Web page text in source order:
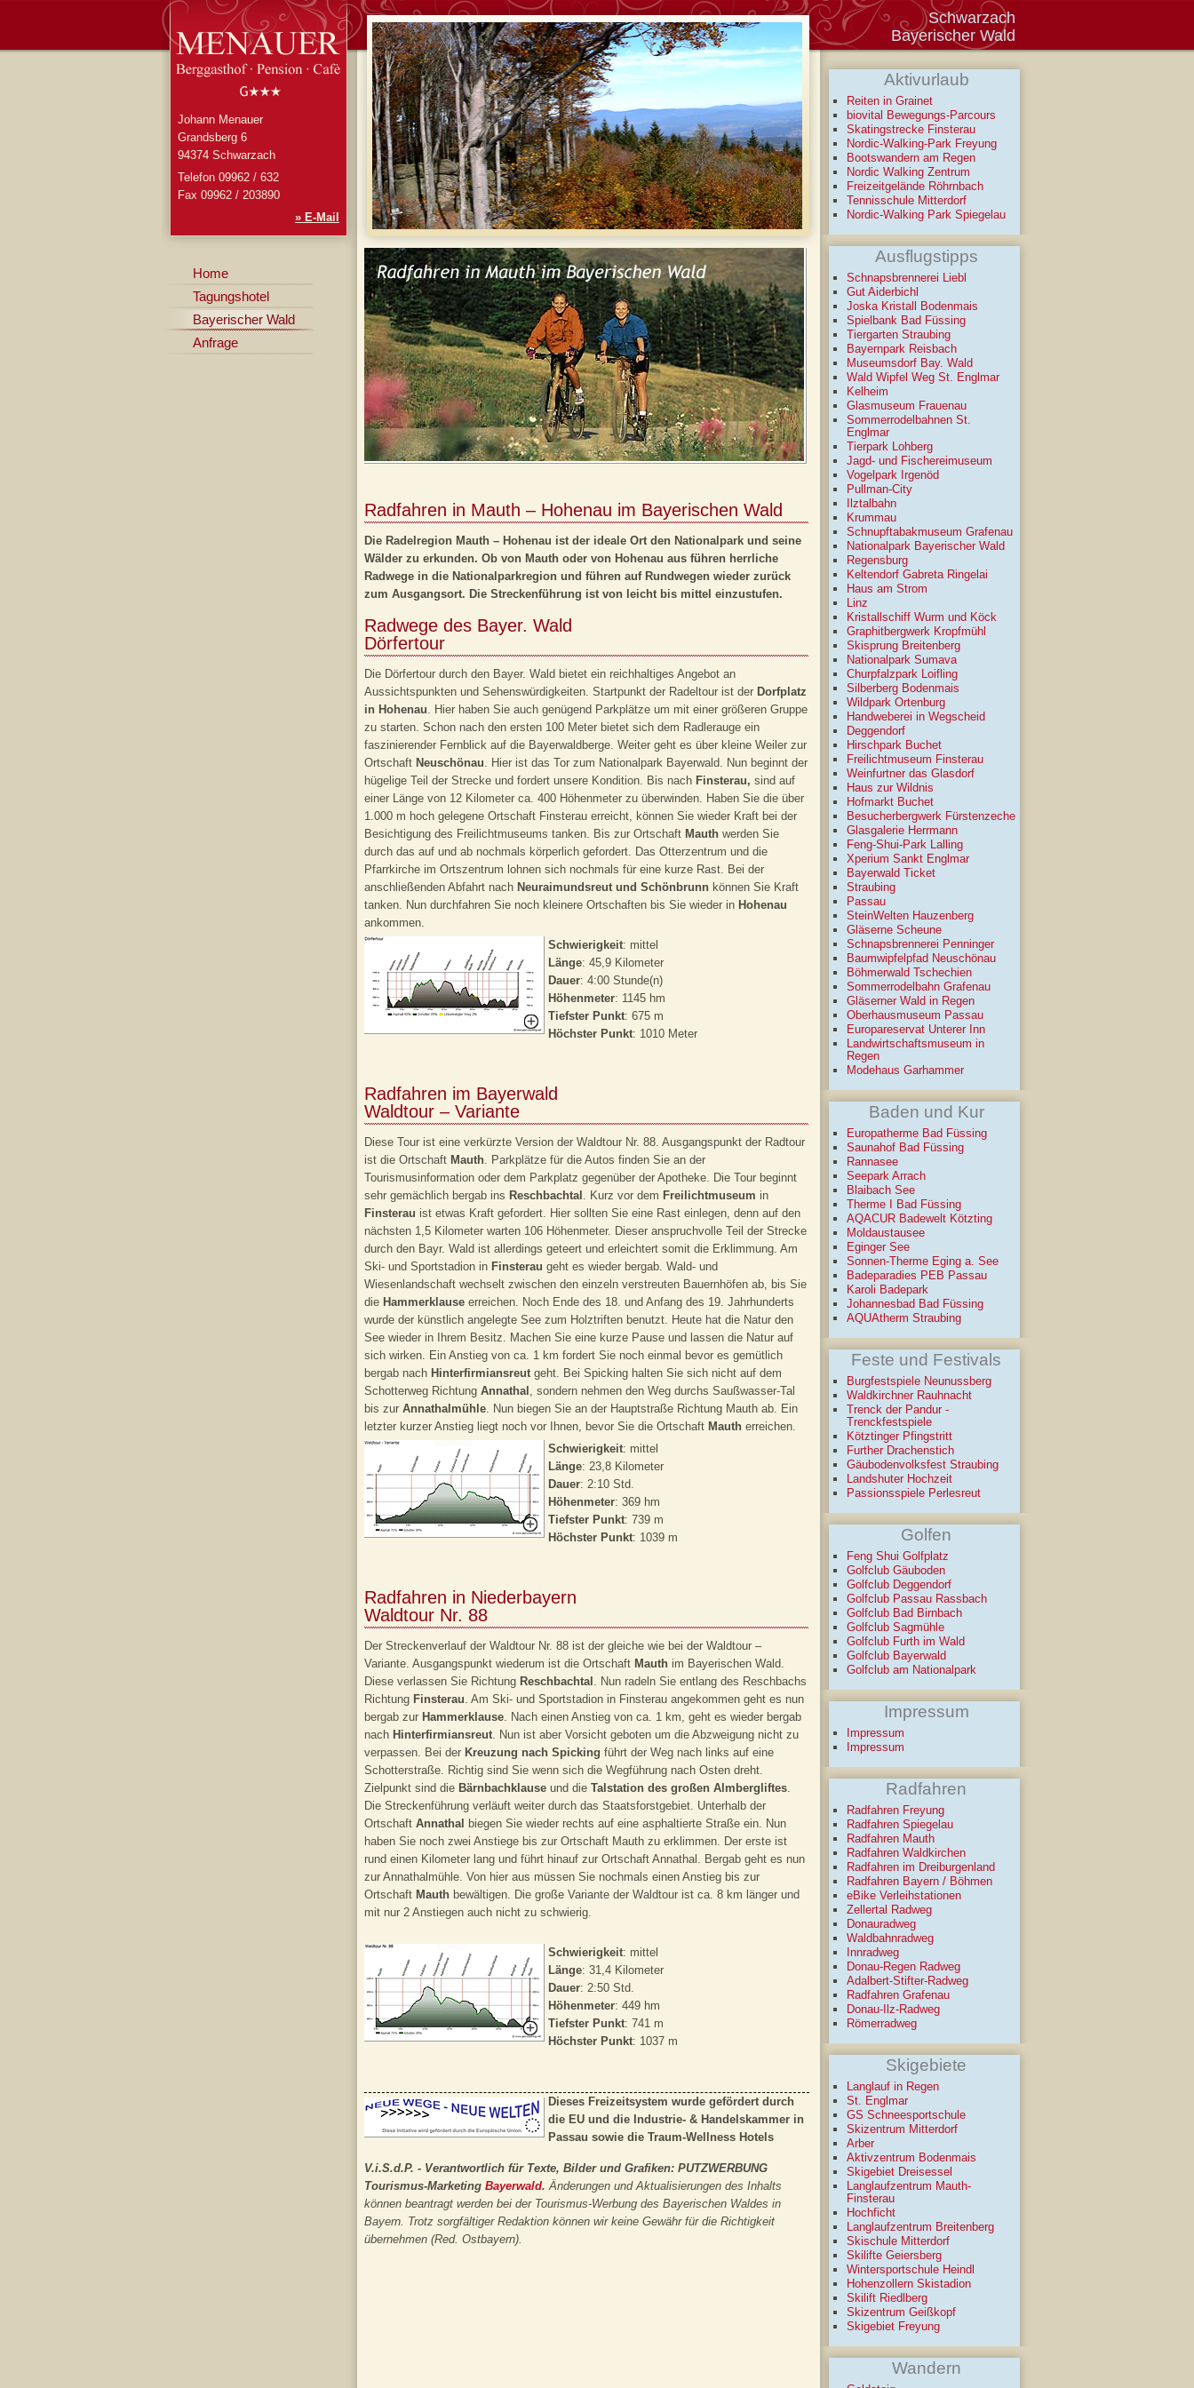
Johann Menauer
Grandsberg 6
94374 Schwarzach
Telefon 09962 / 632
Fax 09962 / 203890
» E-Mail
Home
Tagungshotel
Bayerischer Wald
Anfrage
Radfahren in Mauth – Hohenau im Bayerischen Wald
Die Radelregion Mauth – Hohenau ist der ideale Ort den Nationalpark und seine
Wälder zu erkunden. Ob von Mauth oder von Hohenau aus führen herrliche
Radwege in die Nationalparkregion und führen auf Rundwegen wieder zurück
zum Ausgangsort. Die Streckenführung ist von leicht bis mittel einzustufen.
Radwege des Bayer. Wald
Dörfertour
Die Dörfertour durch den Bayer. Wald bietet ein reichhaltiges Angebot an
Aussichtspunkten und Sehenswürdigkeiten. Startpunkt der Radeltour ist der Dorfplatz
in Hohenau. Hier haben Sie auch genügend Parkplätze um mit einer größeren Gruppe
zu starten. Schon nach den ersten 100 Meter bietet sich dem Radlerauge ein
faszinierender Fernblick auf die Bayerwaldberge. Weiter geht es über kleine Weiler zur
Ortschaft Neuschönau. Hier ist das Tor zum Nationalpark Bayerwald. Nun beginnt der
hügelige Teil der Strecke und fordert unsere Kondition. Bis nach Finsterau, sind auf
einer Länge von 12 Kilometer ca. 400 Höhenmeter zu überwinden. Haben Sie die über
1.000 m hoch gelegene Ortschaft Finsterau erreicht, können Sie wieder Kraft bei der
Besichtigung des Freilichtmuseums tanken. Bis zur Ortschaft Mauth werden Sie
durch das auf und ab nochmals körperlich gefordert. Das Otterzentrum und die
Pfarrkirche im Ortszentrum lohnen sich nochmals für eine kurze Rast. Bei der
anschließenden Abfahrt nach Neuraimundsreut und Schönbrunn können Sie Kraft
tanken. Nun durchfahren Sie noch kleinere Ortschaften bis Sie wieder in Hohenau
ankommen.
Schwierigkeit: mittel
Länge: 45,9 Kilometer
Dauer: 4:00 Stunde(n)
Höhenmeter: 1145 hm
Tiefster Punkt: 675 m
Höchster Punkt: 1010 Meter
Radfahren im Bayerwald
Waldtour – Variante
Diese Tour ist eine verkürzte Version der Waldtour Nr. 88. Ausgangspunkt der Radtour
ist die Ortschaft Mauth. Parkplätze für die Autos finden Sie an der
Tourismusinformation oder dem Parkplatz gegenüber der Apotheke. Die Tour beginnt
sehr gemächlich bergab ins Reschbachtal . Kurz vor dem Freilichtmuseum in
Finsterau ist etwas Kraft gefordert. Hier sollten Sie eine Rast einlegen, denn auf den
nächsten 1,5 Kilometer warten 106 Höhenmeter. Dieser anspruchvolle Teil der Strecke
durch den Bayr. Wald ist allerdings geteert und erleichtert somit die Erklimmung. Am
Ski- und Sportstadion in Finsterau geht es wieder bergab. Wald- und
Wiesenlandschaft wechselt zwischen den einzeln verstreuten Bauernhöfen ab, bis Sie
die Hammerklause erreichen. Noch Ende des 18. und Anfang des 19. Jahrhunderts
wurde der künstlich angelegte See zum Holztriften benutzt. Heute hat die Natur den
See wieder in Ihrem Besitz. Machen Sie eine kurze Pause und lassen die Natur auf
sich wirken. Ein Anstieg von ca. 1 km fordert Sie noch einmal bevor es gemütlich
bergab nach Hinterfirmiansreut geht. Bei Spicking halten Sie sich nicht auf dem
Schotterweg Richtung Annathal , sondern nehmen den Weg durchs Saußwasser-Tal
bis zur Annathalmühle. Nun biegen Sie an der Hauptstraße Richtung Mauth ab. Ein
letzter kurzer Anstieg liegt noch vor Ihnen, bevor Sie die Ortschaft Mauth erreichen.
Schwierigkeit: mittel
Länge: 23,8 Kilometer
Dauer: 2:10 Std.
Höhenmeter: 369 hm
Tiefster Punkt: 739 m
Höchster Punkt: 1039 m
Radfahren in Niederbayern
Waldtour Nr. 88
Der Streckenverlauf der Waldtour Nr. 88 ist der gleiche wie bei der Waldtour –
Variante. Ausgangspunkt wiederum ist die Ortschaft Mauth im Bayerischen Wald.
Diese verlassen Sie Richtung Reschbachtal . Nun radeln Sie entlang des Reschbachs
Richtung Finsterau. Am Ski- und Sportstadion in Finsterau angekommen geht es nun
bergab zur Hammerklause. Nach einen Anstieg von ca. 1 km, geht es wieder bergab
nach Hinterfirmiansreut. Nun ist aber Vorsicht geboten um die Abzweigung nicht zu
verpassen. Bei der Kreuzung nach Spicking führt der Weg nach links auf eine
Schotterstraße. Richtig sind Sie wenn sich die Wegführung nach Osten dreht.
Zielpunkt sind die Bärnbachklause und die Talstation des großen Almbergliftes.
Die Streckenführung verläuft weiter durch das Staatsforstgebiet. Unterhalb der
Ortschaft Annathal biegen Sie wieder rechts auf eine asphaltierte Straße ein. Nun
haben Sie noch zwei Anstiege bis zur Ortschaft Mauth zu erklimmen. Der erste ist
rund einen Kilometer lang und führt hinauf zur Ortschaft Annathal. Bergab geht es nun
zur Annathalmühle. Von hier aus müssen Sie nochmals einen Anstieg bis zur
Ortschaft Mauth bewältigen. Die große Variante der Waldtour ist ca. 8 km länger und
mit nur 2 Anstiegen auch nicht zu schwierig.
Schwierigkeit: mittel
Länge: 31,4 Kilometer
Dauer: 2:50 Std.
Höhenmeter: 449 hm
Tiefster Punkt: 741 m
Höchster Punkt: 1037 m
Dieses Freizeitsystem wurde gefördert durch
die EU und die Industrie- & Handelskammer in
Passau sowie die Traum-Wellness Hotels
V.i.S.d.P. - Verantwortlich für Texte, Bilder und Grafiken: PUTZWERBUNG
Tourismus-Marketing Bayerwald. Änderungen und Aktualisierungen des Inhalts
können beantragt werden bei der Tourismus-Werbung des Bayerischen Waldes in
Bayern. Trotz sorgfältiger Redaktion können wir keine Gewähr für die Richtigkeit
übernehmen (Red. Ostbayern).
Schwarzach
Bayerischer Wald
Aktivurlaub
Reiten in Grainet
biovital Bewegungs-Parcours
Skatingstrecke Finsterau
Nordic-Walking-Park Freyung
Bootswandern am Regen
Nordic Walking Zentrum
Freizeitgelände Röhrnbach
Tennisschule Mitterdorf
Nordic-Walking Park Spiegelau
Ausflugstipps
Schnapsbrennerei Liebl
Gut Aiderbichl
Joska Kristall Bodenmais
Spielbank Bad Füssing
Tiergarten Straubing
Bayernpark Reisbach
Museumsdorf Bay. Wald
Wald Wipfel Weg St. Englmar
Kelheim
Glasmuseum Frauenau
Sommerrodelbahnen St.
Englmar
Tierpark Lohberg
Jagd- und Fischereimuseum
Vogelpark Irgenöd
Pullman-City
Ilztalbahn
Krummau
Schnupftabakmuseum Grafenau
Nationalpark Bayerischer Wald
Regensburg
Keltendorf Gabreta Ringelai
Haus am Strom
Linz
Kristallschiff Wurm und Köck
Graphitbergwerk Kropfmühl
Skisprung Breitenberg
Nationalpark Sumava
Churpfalzpark Loifling
Silberberg Bodenmais
Wildpark Ortenburg
Handweberei in Wegscheid
Deggendorf
Hirschpark Buchet
Freilichtmuseum Finsterau
Weinfurtner das Glasdorf
Haus zur Wildnis
Hofmarkt Buchet
Besucherbergwerk Fürstenzeche
Glasgalerie Herrmann
Feng-Shui-Park Lalling
Xperium Sankt Englmar
Bayerwald Ticket
Straubing
Passau
SteinWelten Hauzenberg
Gläserne Scheune
Schnapsbrennerei Penninger
Baumwipfelpfad Neuschönau
Böhmerwald Tschechien
Sommerrodelbahn Grafenau
Gläserner Wald in Regen
Oberhausmuseum Passau
Europareservat Unterer Inn
Landwirtschaftsmuseum in
Regen
Modehaus Garhammer
Baden und Kur
Europatherme Bad Füssing
Saunahof Bad Füssing
Rannasee
Seepark Arrach
Blaibach See
Therme I Bad Füssing
AQACUR Badewelt Kötzting
Moldaustausee
Eginger See
Sonnen-Therme Eging a. See
Badeparadies PEB Passau
Karoli Badepark
Johannesbad Bad Füssing
AQUAtherm Straubing
Feste und Festivals
Burgfestspiele Neunussberg
Waldkirchner Rauhnacht
Trenck der Pandur -
Trenckfestspiele
Kötztinger Pfingstritt
Further Drachenstich
Gäubodenvolksfest Straubing
Landshuter Hochzeit
Passionsspiele Perlesreut
Golfen
Feng Shui Golfplatz
Golfclub Gäuboden
Golfclub Deggendorf
Golfclub Passau Rassbach
Golfclub Bad Birnbach
Golfclub Sagmühle
Golfclub Furth im Wald
Golfclub Bayerwald
Golfclub am Nationalpark
Impressum
Impressum
Impressum
Radfahren
Radfahren Freyung
Radfahren Spiegelau
Radfahren Mauth
Radfahren Waldkirchen
Radfahren im Dreiburgenland
Radfahren Bayern / Böhmen
eBike Verleihstationen
Zellertal Radweg
Donauradweg
Waldbahnradweg
Innradweg
Donau-Regen Radweg
Adalbert-Stifter-Radweg
Radfahren Grafenau
Donau-Ilz-Radweg
Römerradweg
Skigebiete
Langlauf in Regen
St. Englmar
GS Schneesportschule
Skizentrum Mitterdorf
Arber
Aktivzentrum Bodenmais
Skigebiet Dreisessel
Langlaufzentrum Mauth-
Finsterau
Hochficht
Langlaufzentrum Breitenberg
Skischule Mitterdorf
Skilifte Geiersberg
Wintersportschule Heindl
Hohenzollern Skistadion
Skilift Riedlberg
Skizentrum Geißkopf
Skigebiet Freyung
Wandern